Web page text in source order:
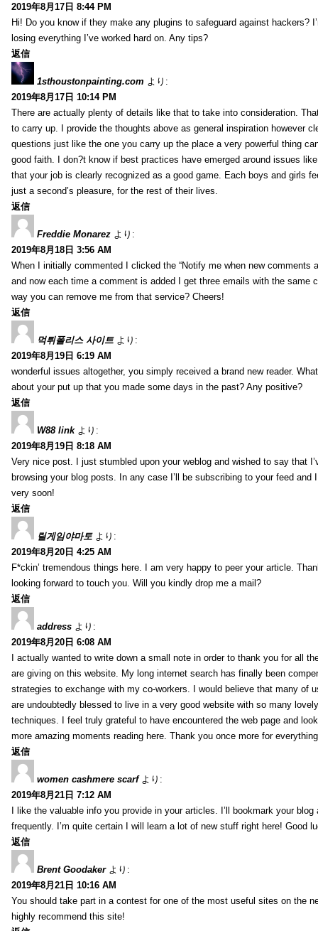
2019年8月17日 8:44 PM
Hi! Do you know if they make any plugins to safeguard against hackers?
losing everything I’ve worked hard on. Any tips?
返信
1sthoustonpainting.com より:
2019年8月17日 10:14 PM
There are actually plenty of details like that to take into consideration.
to carry up. I provide the thoughts above as general inspiration however
questions just like the one you carry up the place a very powerful thing
good faith. I don?t know if best practices have emerged around issues
that your job is clearly recognized as a good game. Each boys and girls
just a second’s pleasure, for the rest of their lives.
返信
Freddie Monarez より:
2019年8月18日 3:56 AM
When I initially commented I clicked the “Notify me when new comments
and now each time a comment is added I get three emails with the same
way you can remove me from that service? Cheers!
返信
먹튀폴리스 사이트 より:
2019年8月19日 6:19 AM
wonderful issues altogether, you simply received a brand new reader.
about your put up that you made some days in the past? Any positive?
返信
W88 link より:
2019年8月19日 8:18 AM
Very nice post. I just stumbled upon your weblog and wished to say that
browsing your blog posts. In any case I’ll be subscribing to your feed and
very soon!
返信
릴게임야마토 より:
2019年8月20日 4:25 AM
F*ckin’ tremendous things here. I am very happy to peer your article.
looking forward to touch you. Will you kindly drop me a mail?
返信
address より:
2019年8月20日 6:08 AM
I actually wanted to write down a small note in order to thank you for all
are giving on this website. My long internet search has finally been
strategies to exchange with my co-workers. I would believe that many of
are undoubtedly blessed to live in a very good website with so many
techniques. I feel truly grateful to have encountered the web page and
more amazing moments reading here. Thank you once more for
返信
women cashmere scarf より:
2019年8月21日 7:12 AM
I like the valuable info you provide in your articles. I’ll bookmark your blog
frequently. I’m quite certain I will learn a lot of new stuff right here! Good
返信
Brent Goodaker より:
2019年8月21日 10:16 AM
You should take part in a contest for one of the most useful sites on the
highly recommend this site!